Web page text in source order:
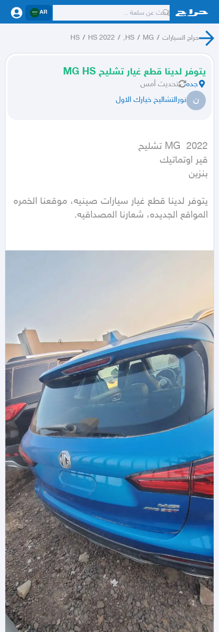
AR
حراج السيارات /
MG
/
HS,
/
HS 2022
/
HS
يتوفر لدينا قطع غيار تشليح MG HS
جده تحديث أمس
ن نورالتشاليح خيارك الاول
بنزين
المواقع الجديده، شعارنا المصداقيه.